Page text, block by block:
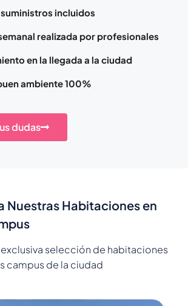
incluidos
realizada por profesionales
en la llegada a la ciudad
ambiente 100%
dudas
Nuestras Habitaciones en
selección de habitaciones
campus de la ciudad